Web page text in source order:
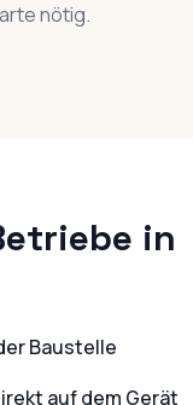
nötig.
in
Baustelle
auf dem Gerät